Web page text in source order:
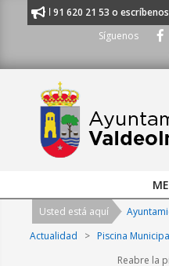
Llámanos al 91 620 21 53 o
Síguenos
Navigation
Usted está aquí
Actualidad
> Piscina
Reabre la